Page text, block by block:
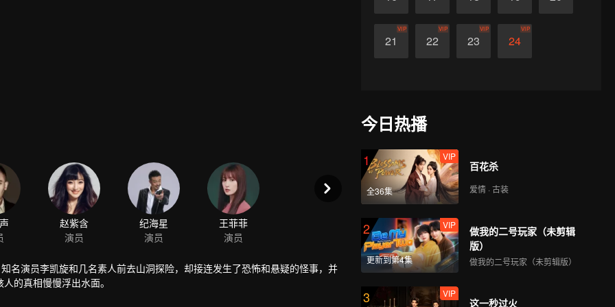
21
VIP
22
VIP
23
VIP
24
VIP
赵紫含
演员
纪海星
演员
王菲菲
演员
名演员李凯旋和几名素人前去山洞探险，却接连发生了恐怖和悬疑的怪事，并
的真相慢慢浮出水面。
今日热播
1
全36集
VIP
百花杀
爱情 · 古装
2
更新到第4集
VIP
做我的二号玩家（未剪辑
版）
做我的二号玩家（未剪辑版）
3 VIP
这一秒过火